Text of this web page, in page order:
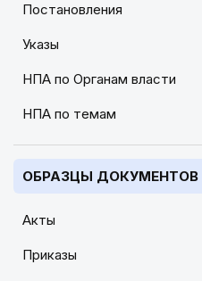
Постановления
Указы
НПА по Органам власти
НПА по темам
ОБРАЗЦЫ ДОКУМЕНТОВ
Акты
Приказы